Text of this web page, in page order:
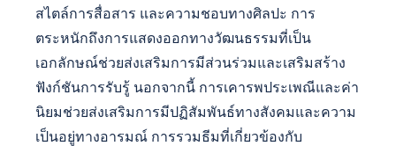
สไตล์การสื่อสาร และความชอบทางศิลปะ การ
ตระหนักถึงการแสดงออกทางวัฒนธรรมที่เป็น
เอกลักษณ์ช่วยส่งเสริมการมีส่วนร่วมและเสริมสร้าง
ฟังก์ชันการรับรู้ นอกจากนี้ การเคารพประเพณีและค่า
นิยมช่วยส่งเสริมการมีปฏิสัมพันธ์ทางสังคมและความ
เป็นอยู่ทางอารมณ์ การรวมธีมที่เกี่ยวข้องกับ